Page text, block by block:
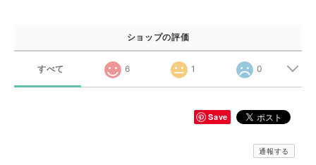
ショップの評価
すべて 6 1 0
Save
通報する